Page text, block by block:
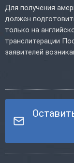
Для получения
должен
только на
транслитерации
заявителей